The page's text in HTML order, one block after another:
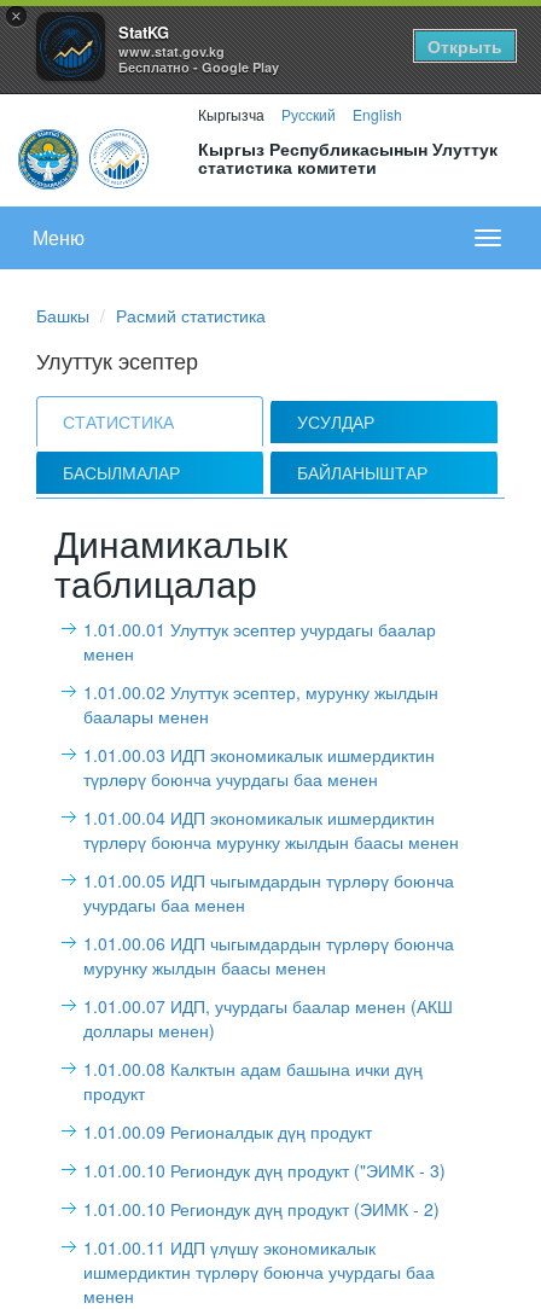
×
StatKG
www.stat.gov.kg
Бесплатно - Google Play
Открыть
Кыргызча Русский English
Кыргыз Республикасынын Улуттук
статистика комитети
меню
Меню
Башкы Расмий статистика
Улуттук эсептер
СТАТИСТИКА УСУЛДАР
БАСЫЛМАЛАР БАЙЛАНЫШТАР
Динамикалык
таблицалар
1.01.00.01 Улуттук эсептер учурдагы баалар
менен
1.01.00.02 Улуттук эсептер, мурунку жылдын
баалары менен
1.01.00.03 ИДП экономикалык ишмердиктин
түрлөрү боюнча учурдагы баа менен
1.01.00.04 ИДП экономикалык ишмердиктин
түрлөрү боюнча мурунку жылдын баасы менен
1.01.00.05 ИДП чыгымдардын түрлөрү боюнча
учурдагы баа менен
1.01.00.06 ИДП чыгымдардын түрлөрү боюнча
мурунку жылдын баасы менен
1.01.00.07 ИДП, учурдагы баалар менен (АКШ
доллары менен)
1.01.00.08 Калктын адам башына ички дүң
продукт
1.01.00.09 Регионалдык дүң продукт
1.01.00.10 Региондук дүң продукт ("ЭИМК - 3)
1.01.00.10 Региондук дүң продукт (ЭИМК - 2)
1.01.00.11 ИДП үлүшү экономикалык
ишмердиктин түрлөрү боюнча учурдагы баа
менен